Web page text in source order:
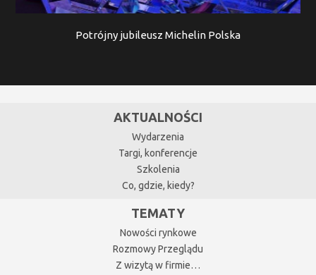
Potrójny jubileusz Michelin Polska
AKTUALNOŚCI
Wydarzenia
Targi, konferencje
Szkolenia
Co, gdzie, kiedy?
TEMATY
Nowości rynkowe
Rozmowy Przeglądu
Z wizytą w firmie…